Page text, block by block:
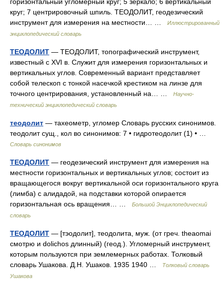
круг; 7 центрировочный шпиль. ТЕОДОЛИТ, геодезический
инструмент для измерения на местности… …
Иллюстрированный
энциклопедический словарь
ТЕОДОЛИТ — ТЕОДОЛИТ, топографический инструмент,
известный с XVI в. Служит для измерения горизонтальных и
вертикальных углов. Современный вариант представляет
собой телескоп с тонкой насечкой крестиком на линзе для
точного центрирования, установленный на… …
Научно-
технический энциклопедический словарь
теодолит — тахеометр, угломер Словарь русских синонимов.
теодолит сущ., кол во синонимов: 7 • гидротеодолит (1) • …
Словарь синонимов
ТЕОДОЛИТ — геодезический инструмент для измерения на
местности горизонтальных и вертикальных углов; состоит из
вращающегося вокруг вертикальной оси горизонтального круга
(лимба) с алидадой, на подставки которой опирается
горизонтальная ось вращения… …
Большой Энциклопедический
словарь
ТЕОДОЛИТ — [тэодолит], теодолита, муж. (от греч. theaomai
смотрю и dolichos длинный) (геод.). Угломерный инструмент,
которым пользуются при землемерных работах. Толковый
словарь Ушакова. Д.Н. Ушаков. 1935 1940 …
Толковый словарь
Ушакова